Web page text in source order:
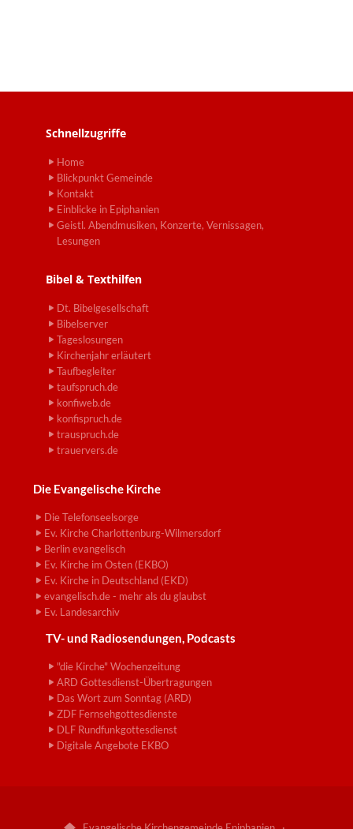
Schnellzugriffe
Home
Blickpunkt Gemeinde
Kontakt
Einblicke in Epiphanien
Geistl. Abendmusiken, Konzerte, Vernissagen,
Lesungen
Bibel & Texthilfen
Dt. Bibelgesellschaft
Bibelserver
Tageslosungen
Kirchenjahr erläutert
Taufbegleiter
taufspruch.de
konfiweb.de
konfispruch.de
trauspruch.de
trauervers.de
Die Evangelische Kirche
Die Telefonseelsorge
Ev. Kirche Charlottenburg-Wilmersdorf
Berlin evangelisch
Ev. Kirche im Osten (EKBO)
Ev. Kirche in Deutschland (EKD)
evangelisch.de - mehr als du glaubst
Ev. Landesarchiv
TV- und Radiosendungen, Podcasts
"die Kirche" Wochenzeitung
ARD Gottesdienst-Übertragungen
Das Wort zum Sonntag (ARD)
ZDF Fernsehgottesdienste
DLF Rundfunkgottesdienst
Digitale Angebote EKBO